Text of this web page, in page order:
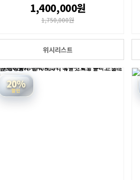
1,400,000원
1,750,000원
위시리스트
20%
할인